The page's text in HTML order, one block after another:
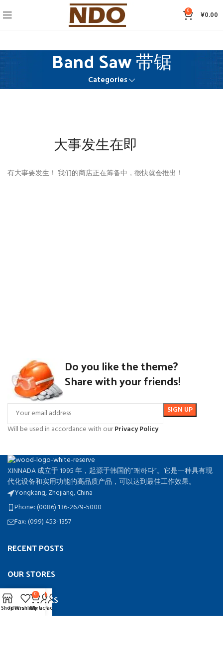
0 ¥0.00
Band Saw 带锯
Categories
大事发生在即
有大事要发生！ 我们的商店正在筹备中，很快就会推出！
ShopFilters
Wishlist
0
Cart
My account
Do you like the theme?
Share with your friends!
Will be used in accordance with ourPrivacy Policy
XINNADA 成立于 1995 年，起源于韩国的“쾌하다”。它是一种具有现
代化设备和实用功能的高品质产品，可以达到最佳工作效果。
Yongkang, Zhejiang, China
Phone: (0086) 136-2679-5000
Fax: (099) 453-1357
RECENT POSTS
OUR STORES
USEFUL LINKS
ShopFilters
Wishlist
0
Cart
My account